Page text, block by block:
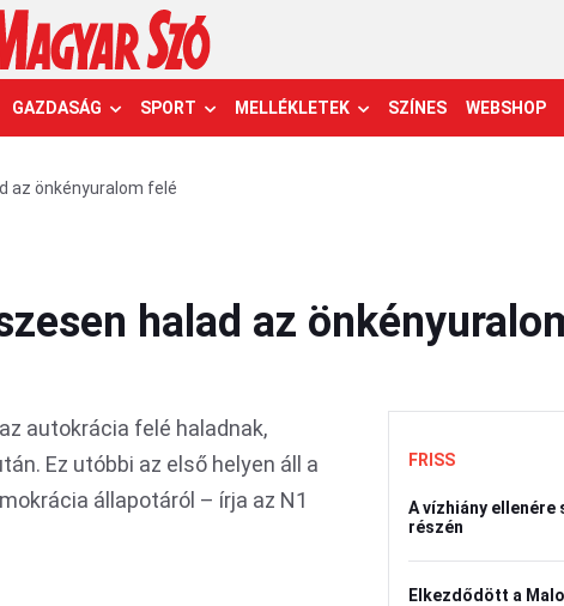
GAZDASÁG SPORT MELLÉKLETEK SZÍNES WEBSHOP
az önkényuralom felé
halad az
autokrácia felé haladnak,
Ez utóbbi az első helyen áll a
állapotáról – írja az N1
FRISS
A vízhiány
részén
Elkezdődött a